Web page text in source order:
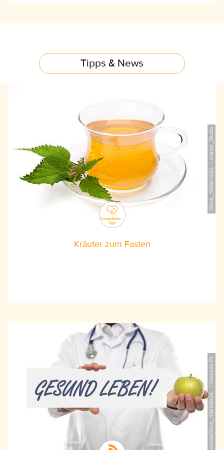
Tipps & News
iStock_182801925, ©Avalon_Studio
Kräuter zum Fasten
AdobeStock_43698926, ©Coloures-Pic